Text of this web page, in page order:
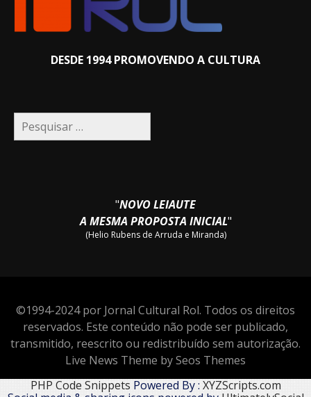
DESDE 1994 PROMOVENDO A CULTURA
Pesquisar
por:
"NOVO LEIAUTE
A MESMA PROPOSTA INICIAL"
(Helio Rubens de Arruda e Miranda)
©1994-2024 por Jornal Cultural Rol. Todos os direitos
reservados. Este conteúdo não pode ser publicado,
transmitido, reescrito ou redistribuído sem autorização.
Live News Theme by Seos Themes
PHP Code Snippets Powered By : XYZScripts.com